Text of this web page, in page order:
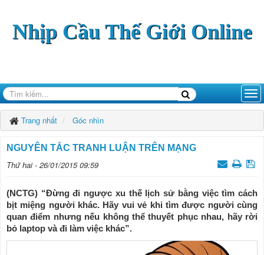
Nhịp Cầu Thế Giới Online
Trang nhất Góc nhìn
NGUYÊN TẮC TRANH LUẬN TRÊN MẠNG
Thứ hai - 26/01/2015 09:59
(NCTG) “Đừng đi ngược xu thế lịch sử bằng việc tìm cách
bịt miệng người khác. Hãy vui vẻ khi tìm được người cùng
quan điểm nhưng nếu không thể thuyết phục nhau, hãy rời
bỏ laptop và đi làm việc khác”.